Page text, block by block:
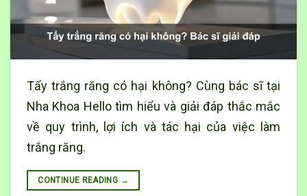
Tẩy trắng răng có hại không? Cùng bác sĩ tại
Nha Khoa Hello tìm hiểu và giải đáp thắc mắc
về quy trình, lợi ích và tác hại của việc làm
trắng răng.
CONTINUE READING →